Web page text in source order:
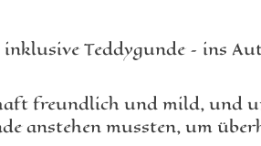
Teddygunde – ins
freundlich und mild, und
anstehen mussten, um